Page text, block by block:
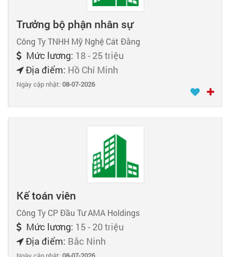
Trưởng bộ phận nhân sự
Công Ty TNHH Mỹ Nghệ Cát Đằng
Mức lương: 18 - 25 triệu
Địa điểm: Hồ Chí Minh
Ngày cập nhật:08-07-2026
Kế toán viên
Công Ty CP Đầu Tư AMA Holdings
Mức lương: 15 - 20 triệu
Địa điểm: Bắc Ninh